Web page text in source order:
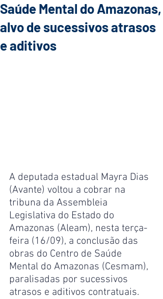
Saúde Mental do Amazonas,
alvo de sucessivos atrasos
e aditivos
A deputada estadual Mayra Dias
(Avante) voltou a cobrar na
tribuna da Assembleia
Legislativa do Estado do
Amazonas (Aleam), nesta terça-
feira (16/09), a conclusão das
obras do Centro de Saúde
Mental do Amazonas (Cesmam),
paralisadas por sucessivos
atrasos e aditivos contratuais.